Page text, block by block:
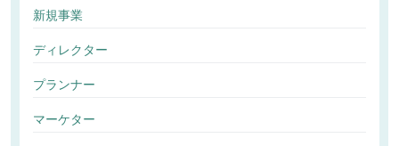
新規事業
ディレクター
プランナー
マーケター